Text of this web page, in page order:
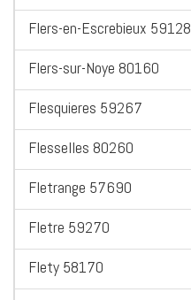
Flers-en-Escrebieux 59128
Flers-sur-Noye 80160
Flesquieres 59267
Flesselles 80260
Fletrange 57690
Fletre 59270
Flety 58170